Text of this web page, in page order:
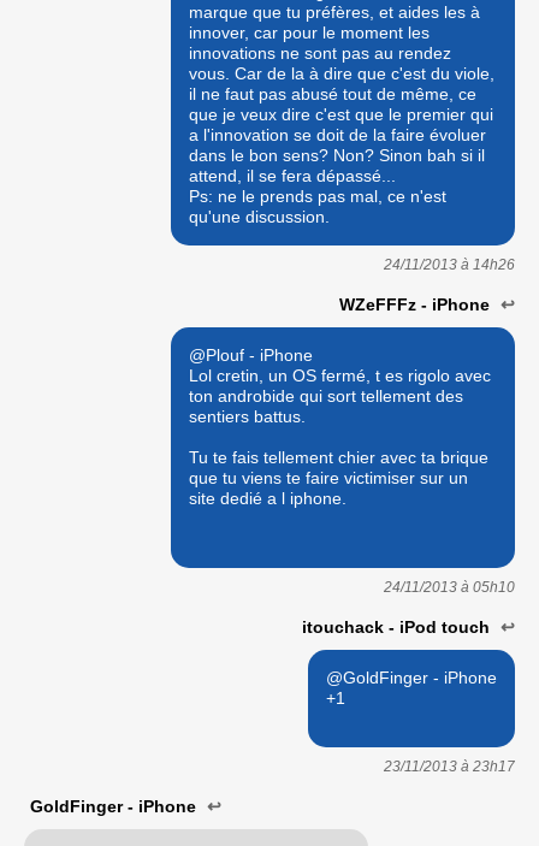
marque que tu préfères, et aides les à
innover, car pour le moment les
innovations ne sont pas au rendez
vous. Car de la à dire que c'est du viole,
il ne faut pas abusé tout de même, ce
que je veux dire c'est que le premier qui
a l'innovation se doit de la faire évoluer
dans le bon sens? Non? Sinon bah si il
attend, il se fera dépassé...
Ps: ne le prends pas mal, ce n'est
qu'une discussion.
24/11/2013 à 14h26
WZeFFFz - iPhone ↩
@Plouf - iPhone
Lol cretin, un OS fermé, t es rigolo avec
ton androbide qui sort tellement des
sentiers battus.
Tu te fais tellement chier avec ta brique
que tu viens te faire victimiser sur un
site dedié a l iphone.
24/11/2013 à 05h10
itouchack - iPod touch ↩
@GoldFinger - iPhone
+1
23/11/2013 à 23h17
GoldFinger - iPhone ↩